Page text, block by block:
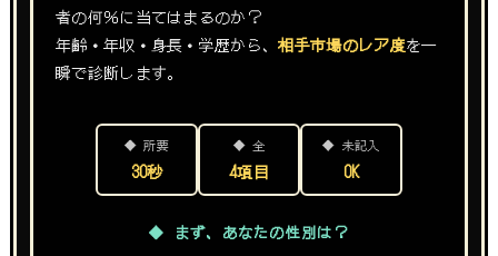
者の何％に当てはまるのか？
年齢・年収・身長・学歴から、相手市場のレア度を一
瞬で診断します。
◆ 所要
30秒
◆ 全
4項目
◆ 未記入
OK
◆ まず、あなたの性別は？